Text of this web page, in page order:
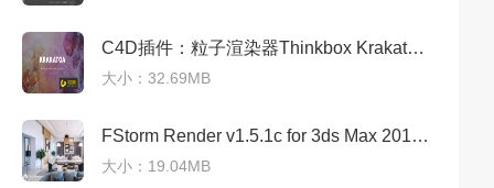
C4D插件：粒子渲染器Thinkbox Krakatoa v2.9.6 破解版免费下载
大小：32.69MB
FStorm Render v1.5.1c for 3ds Max 2016-2023（FStorm渲染器1.5.1c下载）免费破解版
大小：19.04MB